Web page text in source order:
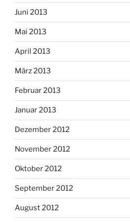
Juni 2013
Mai 2013
April 2013
März 2013
Februar 2013
Januar 2013
Dezember 2012
November 2012
Oktober 2012
September 2012
August 2012